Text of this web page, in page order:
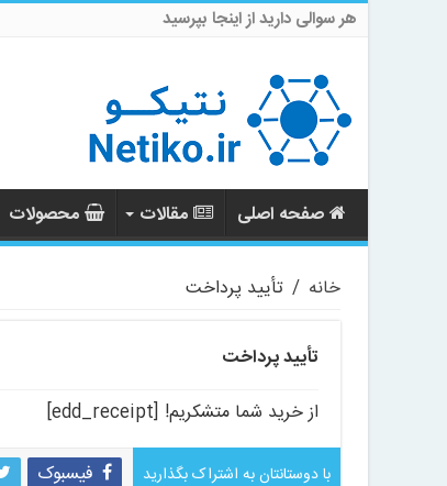
هر سوالی دارید از اینجا بپرسید
صفحه اصلی مقالات محصولات
خانه / تأیید پرداخت
تأیید پرداخت
از خرید شما متشکریم! [edd_receipt]
با دوستانتان به اشتراک بگذارید فیسبوک